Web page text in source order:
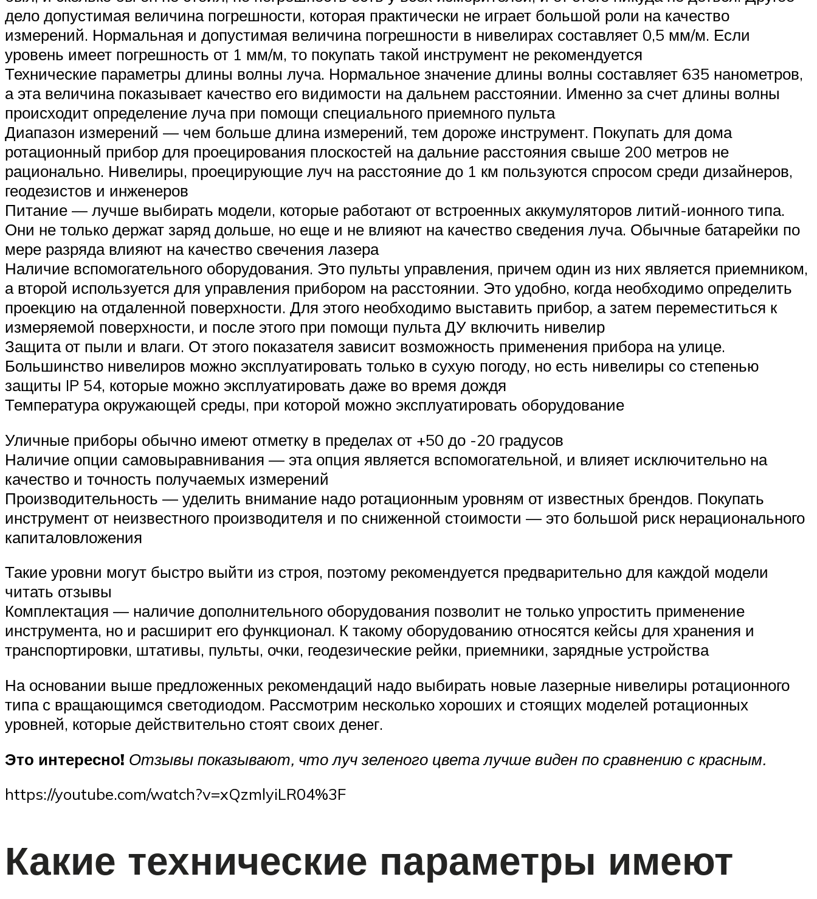
дело допустимая величина погрешности, которая практически не играет большой роли на качество
измерений. Нормальная и допустимая величина погрешности в нивелирах составляет 0,5 мм/м. Если
уровень имеет погрешность от 1 мм/м, то покупать такой инструмент не рекомендуется
Технические параметры длины волны луча. Нормальное значение длины волны составляет 635 нанометров,
а эта величина показывает качество его видимости на дальнем расстоянии. Именно за счет длины волны
происходит определение луча при помощи специального приемного пульта
Диапазон измерений — чем больше длина измерений, тем дороже инструмент. Покупать для дома
ротационный прибор для проецирования плоскостей на дальние расстояния свыше 200 метров не
рационально. Нивелиры, проецирующие луч на расстояние до 1 км пользуются спросом среди дизайнеров,
геодезистов и инженеров
Питание — лучше выбирать модели, которые работают от встроенных аккумуляторов литий-ионного типа.
Они не только держат заряд дольше, но еще и не влияют на качество сведения луча. Обычные батарейки по
мере разряда влияют на качество свечения лазера
Наличие вспомогательного оборудования. Это пульты управления, причем один из них является приемником,
а второй используется для управления прибором на расстоянии. Это удобно, когда необходимо определить
проекцию на отдаленной поверхности. Для этого необходимо выставить прибор, а затем переместиться к
измеряемой поверхности, и после этого при помощи пульта ДУ включить нивелир
Защита от пыли и влаги. От этого показателя зависит возможность применения прибора на улице.
Большинство нивелиров можно эксплуатировать только в сухую погоду, но есть нивелиры со степенью
защиты IP 54, которые можно эксплуатировать даже во время дождя
Температура окружающей среды, при которой можно эксплуатировать оборудование
Уличные приборы обычно имеют отметку в пределах от +50 до -20 градусов
Наличие опции самовыравнивания — эта опция является вспомогательной, и влияет исключительно на
качество и точность получаемых измерений
Производительность — уделить внимание надо ротационным уровням от известных брендов. Покупать
инструмент от неизвестного производителя и по сниженной стоимости — это большой риск нерационального
капиталовложения
Такие уровни могут быстро выйти из строя, поэтому рекомендуется предварительно для каждой модели
читать отзывы
Комплектация — наличие дополнительного оборудования позволит не только упростить применение
инструмента, но и расширит его функционал. К такому оборудованию относятся кейсы для хранения и
транспортировки, штативы, пульты, очки, геодезические рейки, приемники, зарядные устройства
На основании выше предложенных рекомендаций надо выбирать новые лазерные нивелиры ротационного
типа с вращающимся светодиодом. Рассмотрим несколько хороших и стоящих моделей ротационных
уровней, которые действительно стоят своих денег.
Это интересно! Отзывы показывают, что луч зеленого цвета лучше виден по сравнению с красным.
https://youtube.com/watch?v=xQzmlyiLR04%3F
Какие технические параметры имеют